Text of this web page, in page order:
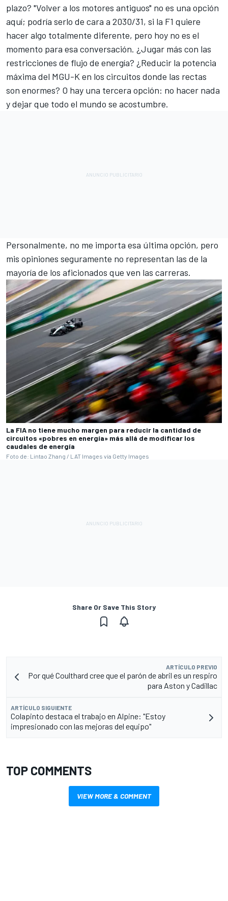
plazo? "Volver a los motores antiguos" no es una opción
aquí; podría serlo de cara a 2030/31, si la F1 quiere
hacer algo totalmente diferente, pero hoy no es el
momento para esa conversación. ¿Jugar más con las
restricciones de flujo de energía? ¿Reducir la potencia
máxima del MGU-K en los circuitos donde las rectas
son enormes? O hay una tercera opción: no hacer nada
y dejar que todo el mundo se acostumbre.
Personalmente, no me importa esa última opción, pero
mis opiniones seguramente no representan las de la
mayoría de los aficionados que ven las carreras.
La FIA no tiene mucho margen para reducir la cantidad de
circuitos «pobres en energía» más allá de modificar los
caudales de energía
Foto de: Lintao Zhang / LAT Images vía Getty Images
Share Or Save This Story
ARTÍCULO PREVIO
Por qué Coulthard cree que el parón de abril es un respiro
para Aston y Cadillac
ARTÍCULO SIGUIENTE
Colapinto destaca el trabajo en Alpine: "Estoy
impresionado con las mejoras del equipo"
TOP COMMENTS
VIEW MORE & COMMENT